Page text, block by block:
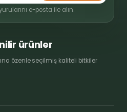
e-posta ile alın.
ürünler
özenle seçilmiş kaliteli bitkiler